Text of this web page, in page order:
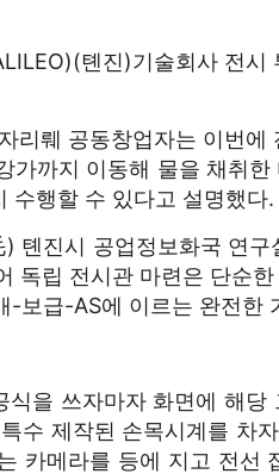
톈진)기술회사 전
리뤠 공동창업자는 이번
가까지 이동해 물을 채취
수행할 수 있다고 설명했다.
톈진시 공업정보화국 연
독립 전시관 마련은 단순
-보급-AS에 이르는 완전한
식을 쓰자마자 화면에 해
수 제작된 손목시계를 차
카메라를 등에 지고 전선